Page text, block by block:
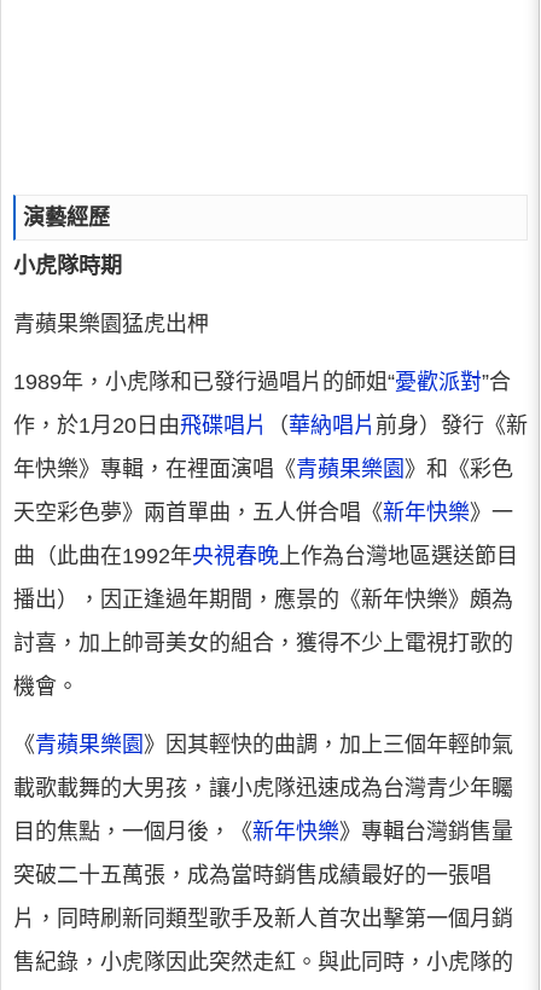
演藝經歷
小虎隊時期
青蘋果樂園猛虎出柙
1989年，小虎隊和已發行過唱片的師姐“憂歡派對”合
作，於1月20日由飛碟唱片 （華納唱片 前身）發行《新
年快樂》專輯，在裡面演唱《青蘋果樂園 》和《彩色
天空彩色夢》兩首單曲，五人併合唱《新年快樂》一
曲（此曲在1992年央視春晚上作為台灣地區選送節目
播出），因正逢過年期間，應景的《新年快樂》頗為
討喜，加上帥哥美女的組合，獲得不少上電視打歌的
機會。
《青蘋果樂園 》因其輕快的曲調，加上三個年輕帥氣
載歌載舞的大男孩，讓小虎隊迅速成為台灣青少年矚
目的焦點，一個月後，《新年快樂》專輯台灣銷售量
突破二十五萬張，成為當時銷售成績最好的一張唱
片，同時刷新同類型歌手及新人首次出擊第一個月銷
售紀錄，小虎隊因此突然走紅。與此同時，小虎隊的